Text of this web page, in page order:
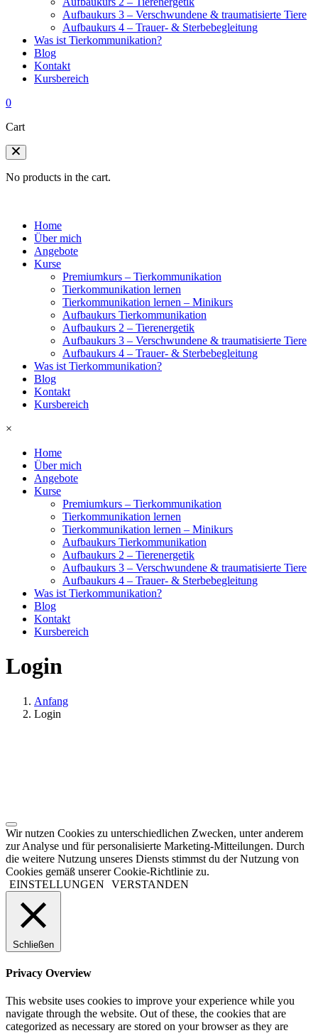
Aufbaukurs 3 – Verschwundene & traumatisierte Tiere
Aufbaukurs 4 – Trauer- & Sterbebegleitung
Was ist Tierkommunikation?
Blog
Kontakt
Kursbereich
0
Cart
No products in the cart.
Home
Über mich
Angebote
Kurse
Premiumkurs – Tierkommunikation
Tierkommunikation lernen
Tierkommunikation lernen – Minikurs
Aufbaukurs Tierkommunikation
Aufbaukurs 2 – Tierenergetik
Aufbaukurs 3 – Verschwundene & traumatisierte Tiere
Aufbaukurs 4 – Trauer- & Sterbebegleitung
Was ist Tierkommunikation?
Blog
Kontakt
Kursbereich
×
Home
Über mich
Angebote
Kurse
Premiumkurs – Tierkommunikation
Tierkommunikation lernen
Tierkommunikation lernen – Minikurs
Aufbaukurs Tierkommunikation
Aufbaukurs 2 – Tierenergetik
Aufbaukurs 3 – Verschwundene & traumatisierte Tiere
Aufbaukurs 4 – Trauer- & Sterbebegleitung
Was ist Tierkommunikation?
Blog
Kontakt
Kursbereich
Login
Anfang
Login
Wir nutzen Cookies zu unterschiedlichen Zwecken, unter anderem
zur Analyse und für personalisierte Marketing-Mitteilungen. Durch
die weitere Nutzung unseres Diensts stimmst du der Nutzung von
Cookies gemäß unserer Cookie-Richtlinie zu.
EINSTELLUNGEN
VERSTANDEN
Schließen
Privacy Overview
This website uses cookies to improve your experience while you
navigate through the website. Out of these, the cookies that are
categorized as necessary are stored on your browser as they are